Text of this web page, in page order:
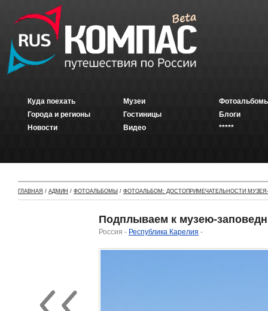
Куда поехать
Города и регионы
Новости
Музеи
Гостиницы
Видео
Блоги
*****
ГЛАВНАЯ / АДМИН / ФОТОАЛЬБОМЫ / ФОТОАЛЬБОМ: ДОСТОПРИМЕЧАТЕЛЬНОСТИ
Подплываем к музею-
Россия - Республика Карелия -